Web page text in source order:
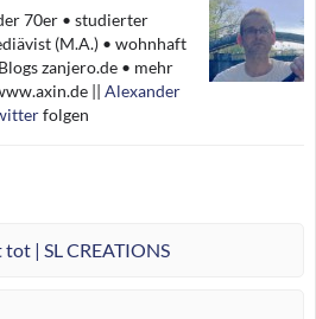
70er • studierter
(M.A.) • wohnhaft
zanjero.de • mehr
|| Alexander
folgen
tot | SL CREATIONS